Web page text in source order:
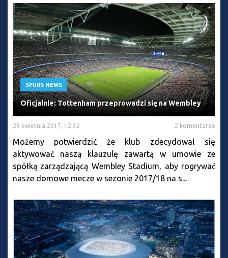
SPURS NEWS
Oficjalnie: Tottenham przeprowadzi się na Wembley
29 kwietnia 2017, 12:32 2 komentarze
Możemy potwierdzić że klub zdecydował się
aktywować naszą klauzulę zawartą w umowie ze
spółką zarządzającą Wembley Stadium, aby rogrywać
nasze domowe mecze w sezonie 2017/18 na s...